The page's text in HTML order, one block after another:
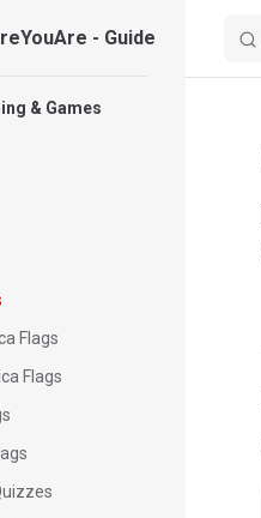
- Guide
& Games
Flags
Flags